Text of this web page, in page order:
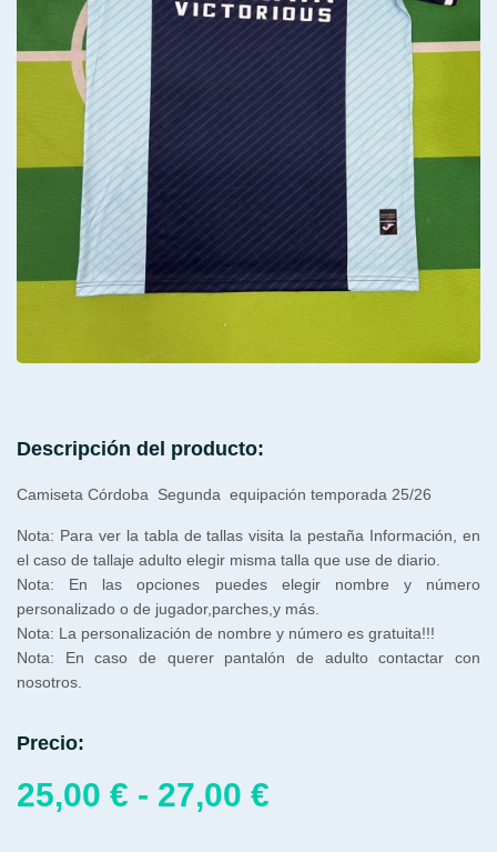
Descripción del producto:
Camiseta Córdoba Segunda equipación temporada 25/26
Nota: Para ver la tabla de tallas visita la pestaña Información, en
el caso de tallaje adulto elegir misma talla que use de diario.
Nota: En las opciones puedes elegir nombre y número
personalizado o de jugador,parches,y más.
Nota: La personalización de nombre y número es gratuita!!!
Nota: En caso de querer pantalón de adulto contactar con
nosotros.
Precio:
25,00 € - 27,00 €